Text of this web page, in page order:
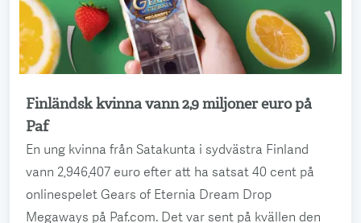
Finländsk kvinna vann 2,9 miljoner euro på
Paf
En ung kvinna från Satakunta i sydvästra Finland
vann 2,946,407 euro efter att ha satsat 40 cent på
onlinespelet Gears of Eternia Dream Drop
Megaways på Paf.com. Det var sent på kvällen den
Läs mer